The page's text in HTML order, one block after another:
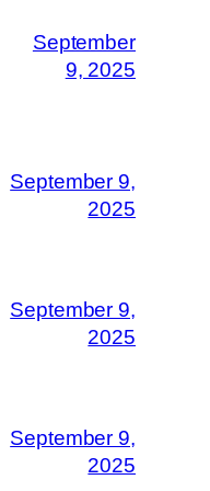
September
9, 2025
September 9,
2025
September 9,
2025
September 9,
2025